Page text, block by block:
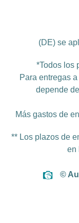
(DE) se
*Todos los
Para entregas
depende
Más gastos de
** Los plazos de
en
©